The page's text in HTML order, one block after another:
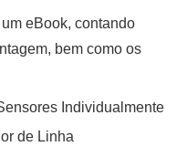
eBook, contando
bem como os
Individualmente
de Linha